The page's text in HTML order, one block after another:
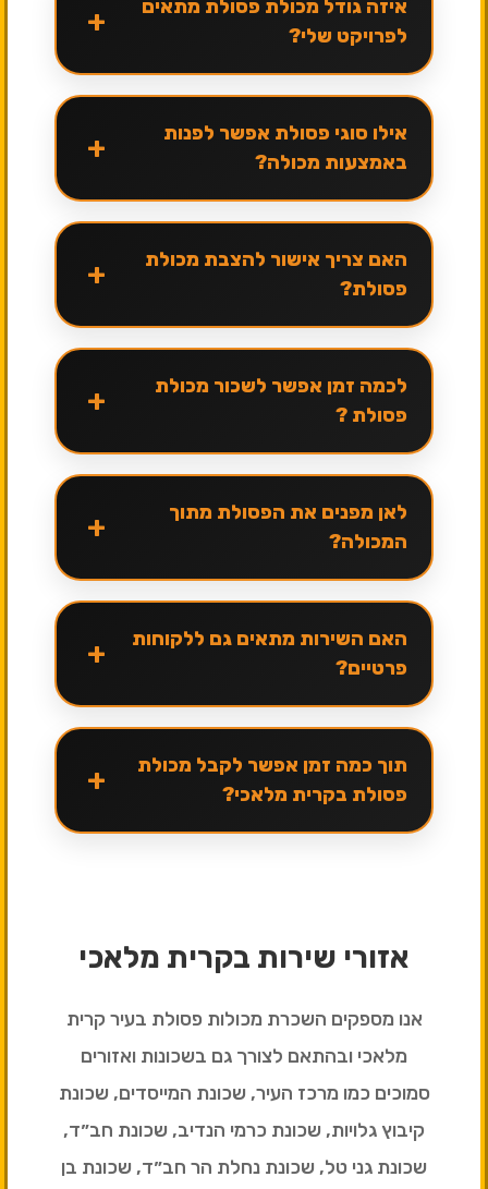
איזה גודל מכולת פסולת מתאים
לפרויקט שלי?
+
אילו סוגי פסולת אפשר לפנות
באמצעות מכולה?
+
האם צריך אישור להצבת מכולת
פסולת?
+
לכמה זמן אפשר לשכור מכולת
פסולת ?
+
לאן מפנים את הפסולת מתוך
המכולה?
+
האם השירות מתאים גם ללקוחות
פרטיים?
+
תוך כמה זמן אפשר לקבל מכולת
פסולת בקרית מלאכי?
+
אזורי שירות בקרית מלאכי
אנו מספקים השכרת מכולות פסולת בעיר קרית
מלאכי ובהתאם לצורך גם בשכונות ואזורים
סמוכים כמו מרכז העיר, שכונת המייסדים, שכונת
קיבוץ גלויות, שכונת כרמי הנדיב, שכונת חב״ד,
שכונת גני טל, שכונת נחלת הר חב״ד, שכונת בן